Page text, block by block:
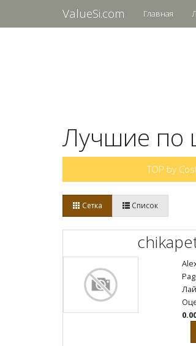
ValueSi.com Главная
Лучшие по
TOP by
Сетка Список